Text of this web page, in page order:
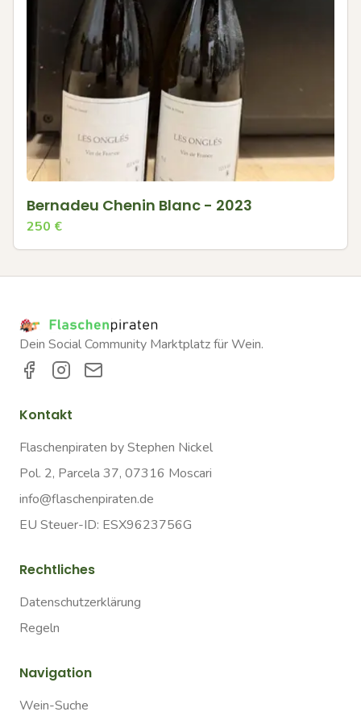
Bernadeu Chenin Blanc - 2023
250 €
Dein Social Community Marktplatz für Wein.
Kontakt
Flaschenpiraten by Stephen Nickel
Pol. 2, Parcela 37, 07316 Moscari
info@flaschenpiraten.de
EU Steuer-ID: ESX9623756G
Rechtliches
Datenschutzerklärung
Regeln
Navigation
Wein-Suche